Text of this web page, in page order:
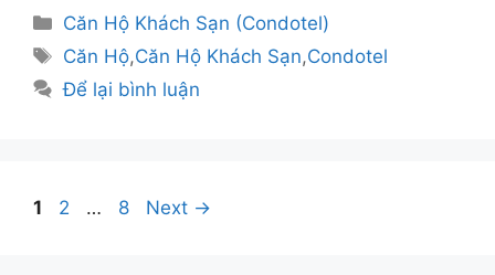
Danh
mục
Căn Hộ Khách Sạn (Condotel)
Thẻ
Căn Hộ,Căn Hộ Khách Sạn,Condotel
Để lại bình luận
Điều
Page
1 Page
2 … Page
8 Next →